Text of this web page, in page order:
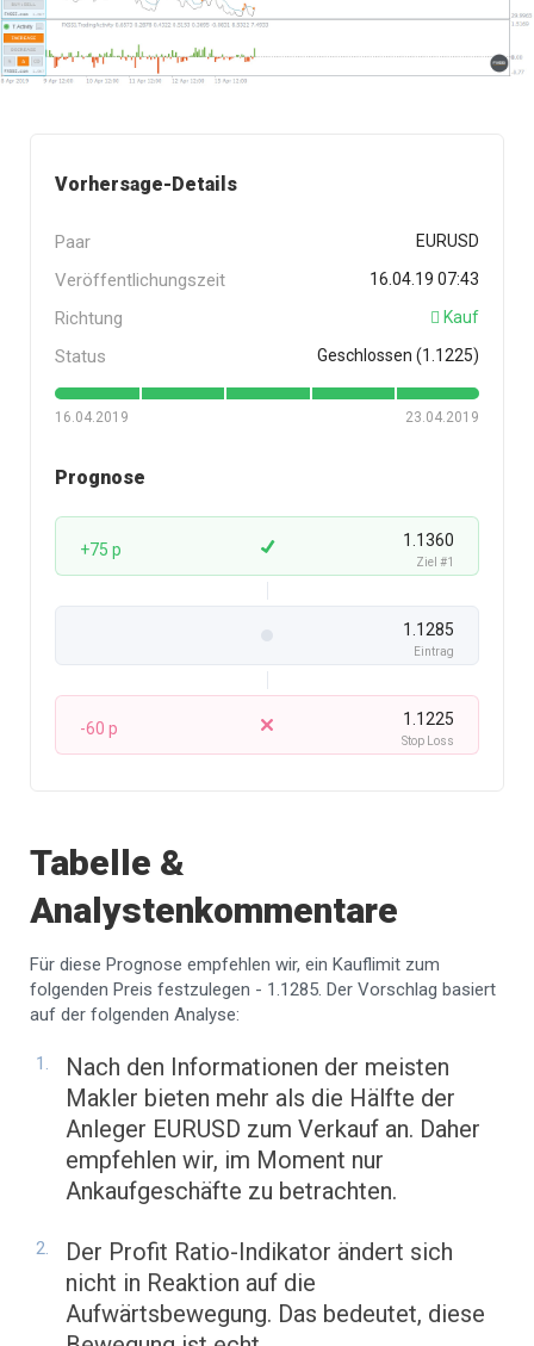
Vorhersage-Details
Paar EURUSD
Veröffentlichungszeit 16.04.19 07:43
Richtung Kauf
Status Geschlossen (1.1225)
16.04.2019 23.04.2019
Prognose
+75 p 1.1360
Ziel #1
1.1285
Eintrag
-60 p 1.1225
Stop Loss
Tabelle &
Analystenkommentare
Für diese Prognose empfehlen wir, ein Kauflimit zum
folgenden Preis festzulegen - 1.1285. Der Vorschlag basiert
auf der folgenden Analyse:
Nach den Informationen der meisten
Makler bieten mehr als die Hälfte der
Anleger EURUSD zum Verkauf an. Daher
empfehlen wir, im Moment nur
Ankaufgeschäfte zu betrachten.
Der Profit Ratio-Indikator ändert sich
nicht in Reaktion auf die
Aufwärtsbewegung. Das bedeutet, diese